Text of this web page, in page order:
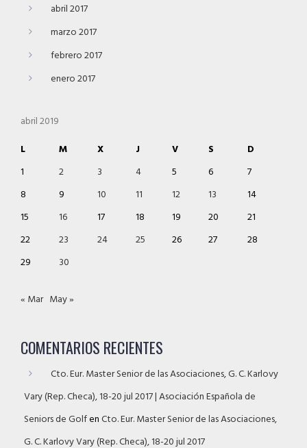
abril 2017
marzo 2017
febrero 2017
enero 2017
abril 2019
L
M X J V S
D
1
2 3 4 5 6
7
8
9 10 11 12 13
14
15
16 17 18 19 20
21
22
23 24 25 26 27
28
29
30
« Mar May »
COMENTARIOS RECIENTES
Cto. Eur. Master Senior de las Asociaciones, G. C. Karlovy
Vary (Rep. Checa), 18-20 jul 2017 | Asociación Española de
Seniors de GolfenCto. Eur. Master Senior de las Asociaciones,
G. C. Karlovy Vary (Rep. Checa), 18-20 jul 2017